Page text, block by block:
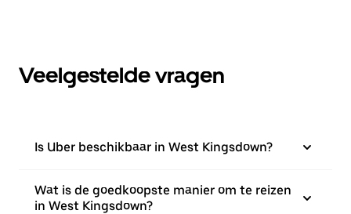
Veelgestelde vragen
Is Uber beschikbaar in West Kingsdown?
Wat is de goedkoopste manier om te reizen
in West Kingsdown?